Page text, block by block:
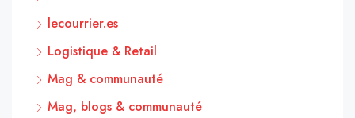
lecourrier.es
Logistique & Retail
Mag & communauté
Mag, blogs & communauté